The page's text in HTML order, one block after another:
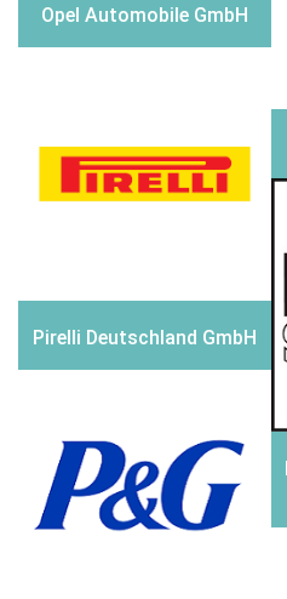
Opel Automobile GmbH
Pirelli Deutschland GmbH